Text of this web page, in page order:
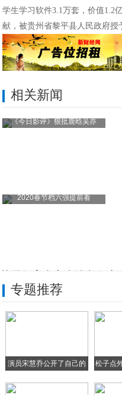
学生学习软件3.1万套，价值1.2
献，被贵州省黎平县人民政府授
相关新闻
《今日影评》狠批鹿晗吴亦
2020春节档六强提前看
5G未来进行时 中兴通讯
奥鹏教育与阿里云进行战
专题推荐
演员宋慧乔公开了自己的
松子点